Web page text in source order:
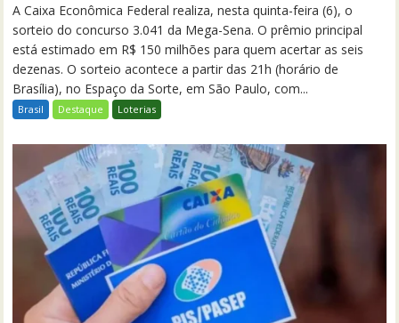
A Caixa Econômica Federal realiza, nesta quinta-feira (6), o
sorteio do concurso 3.041 da Mega-Sena. O prêmio principal
está estimado em R$ 150 milhões para quem acertar as seis
dezenas. O sorteio acontece a partir das 21h (horário de
Brasília), no Espaço da Sorte, em São Paulo, com...
Brasil Destaque Loterias